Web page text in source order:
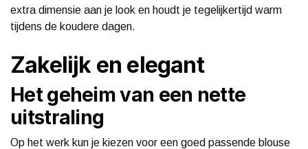
extra dimensie aan je look en houdt je tegelijkertijd warm
tijdens de koudere dagen.
Zakelijk en elegant
Het geheim van een nette
uitstraling
Op het werk kun je kiezen voor een goed passende blouse